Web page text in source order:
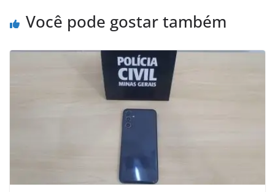
Você pode gostar também